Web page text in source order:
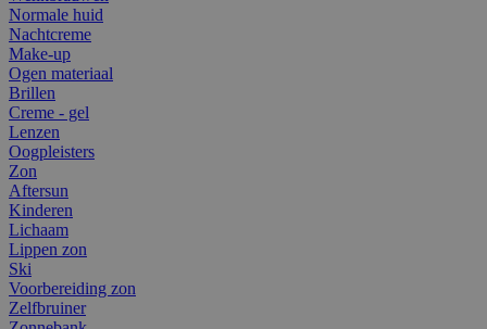
Normale huid
Nachtcreme
Make-up
Ogen materiaal
Brillen
Creme - gel
Lenzen
Oogpleisters
Zon
Aftersun
Kinderen
Lichaam
Lippen zon
Ski
Voorbereiding zon
Zelfbruiner